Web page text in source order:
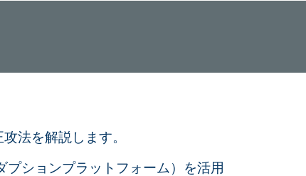
法を解説します。
ションプラットフォーム）を活用